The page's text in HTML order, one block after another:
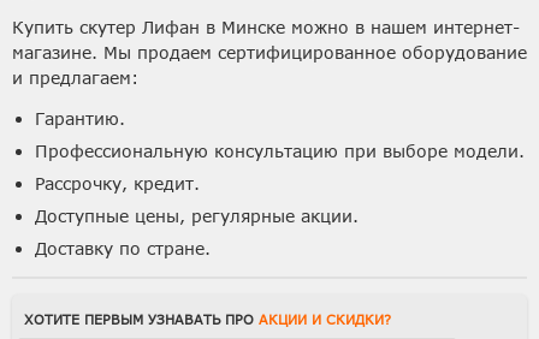
Купить скутер Лифан в Минске можно в нашем интернет-
магазине. Мы продаем сертифицированное оборудование
и предлагаем:
Гарантию.
Профессиональную консультацию при выборе модели.
Рассрочку, кредит.
Доступные цены, регулярные акции.
Доставку по стране.
ХОТИТЕ ПЕРВЫМ УЗНАВАТЬ ПРО АКЦИИ И СКИДКИ?